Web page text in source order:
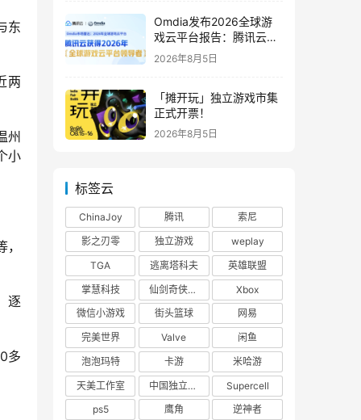
东
两
州
小
逐
多
Omdia发布2026全球游
戏云平台报告：腾讯云连
续两年入选“领导者”象限
2026年8月5日
「摊开玩」独立游戏市集
正式开票！
2026年8月5日
标签云
ChinaJoy 腾讯
索尼
影之刃零
独立游戏
weplay
TGA
逃离塔科夫
英雄联盟
掌慧科技
仙剑奇侠传四
Xbox
微信小游戏
街头篮球
网易
完美世界
Valve
闲鱼
泡泡玛特
卡游
米哈游
天美工作室
中国独立游戏联盟
Supercell
ps5
鹰角
逆神者